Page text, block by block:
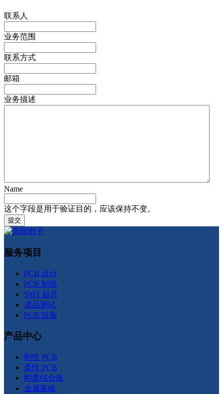
联系人
业务范围
联系方式
邮箱
业务描述
Name
这个字段是用于验证目的，应该保持不变。
服务项目
PCB 设计
PCB 制造
SMT 贴片
成品测试
PCB 组装
产品中心
刚性 PCB
柔性 PCB
刚柔结合板
金属基板